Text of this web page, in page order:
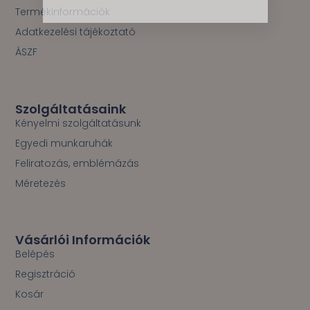
Vásárlói Információk
Belépés
Regisztráció
Kosár
Szolgáltatásaink
Kényelmi szolgáltatásunk
Egyedi munkaruhák
Feliratozás, emblémázás
Méretezés
Termékinformációk
Adatkezelési tájékoztató
ÁSZF